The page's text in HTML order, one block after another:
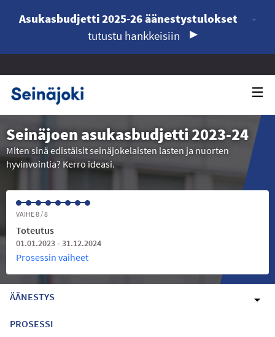
Asukasbudjetti 2025-26 äänestystulokset
-
tutustu hankkeisiin
Seinäjoen asukasbudjetti 2023-24
Miten sinä edistäisit seinäjokelaisten lasten ja nuorten
hyvinvointia? Kerro ideasi.
VAIHE 8 / 8
Toteutus
01.01.2023 - 31.12.2024
Prosessin vaiheet
ÄÄNESTYS
PROSESSI